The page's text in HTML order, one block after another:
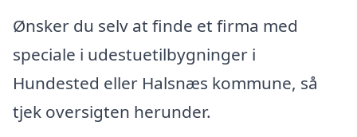
Ønsker du selv at finde et firma med
speciale i udestuetilbygninger i
Hundested eller Halsnæs kommune, så
tjek oversigten herunder.